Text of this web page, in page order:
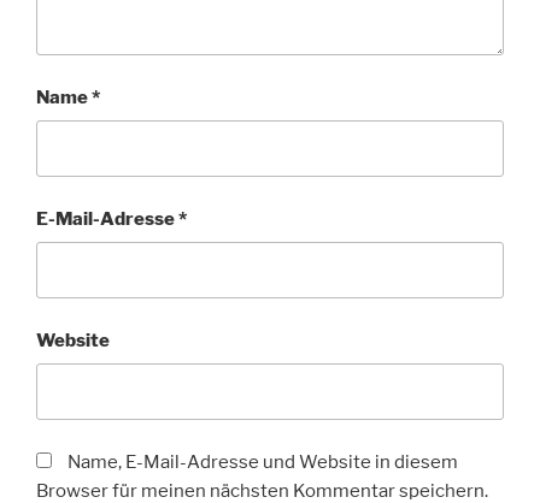
Name*
E-Mail-Adresse*
Website
Name, E-Mail-Adresse und Website in diesem
Browser für meinen nächsten Kommentar speichern.